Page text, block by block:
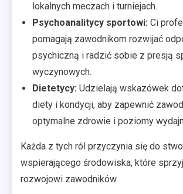
lokalnych meczach i turniejach.
Psychoanalitycy sportowi: Ci
pomagają zawodnikom rozwijać
psychiczną i radzić sobie z presją
wyczynowych.
Dietetycy: Udzielają wskazówek
diety i kondycji, aby zapewnić
optymalne zdrowie i poziomy
Każda z tych ról przyczynia się do
wspierającego środowiska, które
rozwojowi zawodników.